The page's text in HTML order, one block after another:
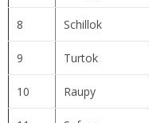
8 Schillok
9 Turtok
10 Raupy